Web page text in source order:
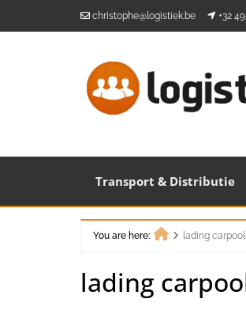
christophe@logistiek.be +32
Transport & Distributie
You are here:
lading
lading